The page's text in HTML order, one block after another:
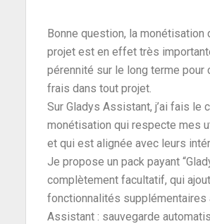
Bonne question, la monétisation
projet est en effet très
pérennité sur le long terme pour
frais dans tout projet.
Sur Gladys Assistant, j’ai fais le
monétisation qui respecte mes
et qui est alignée avec leurs
Je propose un pack payant
complètement facultatif, qui
fonctionnalités supplémentaires
Assistant : sauvegarde